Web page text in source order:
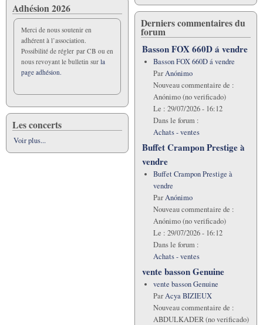
Adhésion 2026
Merci de nous soutenir en
adhérent à l’association.
Possibilité de régler par CB ou en
nous revoyant le bulletin sur la
page adhésion.
Les concerts
Voir plus...
Derniers commentaires du
forum
Basson FOX 660D á vendre
Basson FOX 660D á vendre
ParAnónimo
Nouveau commentaire de :
Anónimo (no verificado)
Le : 29/07/2026 - 16:12
Dans le forum :
Achats - ventes
Buffet Crampon Prestige à
vendre
Buffet Crampon Prestige à
vendre
ParAnónimo
Nouveau commentaire de :
Anónimo (no verificado)
Le : 29/07/2026 - 16:12
Dans le forum :
Achats - ventes
vente basson Genuine
vente basson Genuine
ParAcya BIZIEUX
Nouveau commentaire de :
ABDULKADER (no verificado)